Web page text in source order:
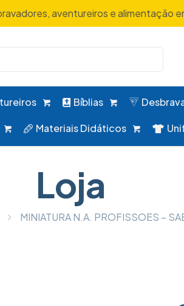
aventureiros e alimentação
Bíblias
Materiais Didáticos
Loja
MINIATURA N.A. PROFISSOES –